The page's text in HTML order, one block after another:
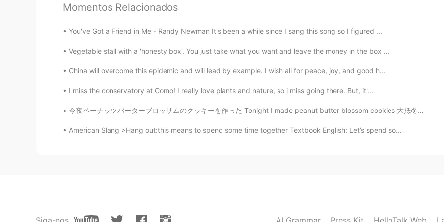
荆礼
楠楠北北 2021.03.20 13:55
汉语很棒，不过有时候多听听别人的意见也是好的，俗话说，听人劝，吃饱饭。
CN DE
Momentos Relacionados
You've Got a Friend in Me - Randy Newman It's been a while since I sang this song so I figured ...
Vegetable stall with a 'honesty box'. You just take what you want and leave the money in the box ...
China will overcome this epidemic and will lead by example. I wish all for peace, joy, and good h...
I miss the conservatory at Como! I really love plants and nature, so i miss going there. But, it'...
今夜ペーナッツバーターブロッサムのクッキーを作った Tonight I made peanut butter blossom cookies 大抵冬の時期にこんなクッキーを作るけど、これを食べ...
American Slang >Hang out:this means to spend some time together Textbook English: Let’s spend so...
Siga-nos AI Grammar Press Kit HelloTalk Web